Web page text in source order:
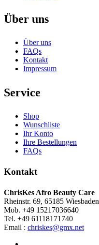
Über uns
Über uns
FAQs
Kontakt
Impressum
Service
Shop
Wunschliste
Ihr Konto
Ihre Bestellungen
FAQs
Kontakt
ChrisKes Afro Beauty Care
Rheinstr. 69, 65185 Wiesbaden
Mob. +49 15217036640
Tel. +49 61118171740
Email : chriskes@gmx.net